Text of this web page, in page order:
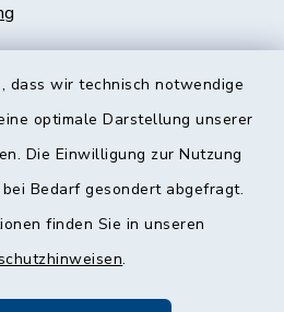
dass wir technisch notwendige
optimale Darstellung unserer
Die Einwilligung zur Nutzung
Bedarf gesondert abgefragt.
finden Sie in unseren
.